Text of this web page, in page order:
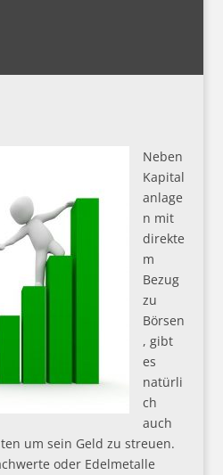
Neben
Kapital
anlage
n mit
direkte
m
Bezug
zu
Börsen
, gibt
es
natürli
ch
auch
um sein Geld zu streuen.
oder Edelmetalle